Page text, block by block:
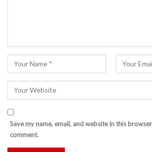
Save my name, email, and website in this
comment.